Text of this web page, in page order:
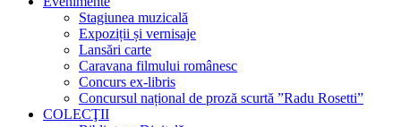
Stagiunea muzicală
Expoziții și vernisaje
Lansări carte
Caravana filmului românesc
Concurs ex-libris
Concursul național de proză scurtă ”Radu Rosetti”
COLECŢII